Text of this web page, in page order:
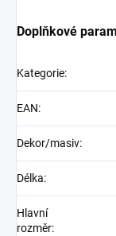
Doplňkové
Kategorie:
EAN:
Dekor/masiv:
Délka:
Hlavní
rozměr: